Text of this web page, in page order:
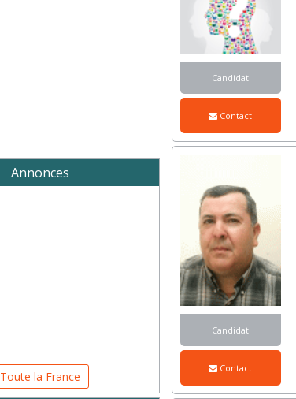
Candidat
Contact
Candidat
Contact
Annonces
Toute la France